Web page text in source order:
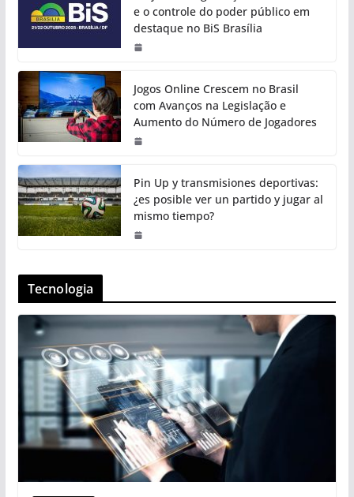
e o controle do poder público em
destaque no BiS Brasília
Jogos Online Crescem no Brasil
com Avanços na Legislação e
Aumento do Número de Jogadores
Pin Up y transmisiones deportivas:
¿es posible ver un partido y jugar al
mismo tiempo?
Tecnologia